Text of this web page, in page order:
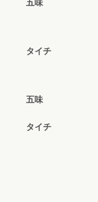
五味
タイチ
五味
タイチ